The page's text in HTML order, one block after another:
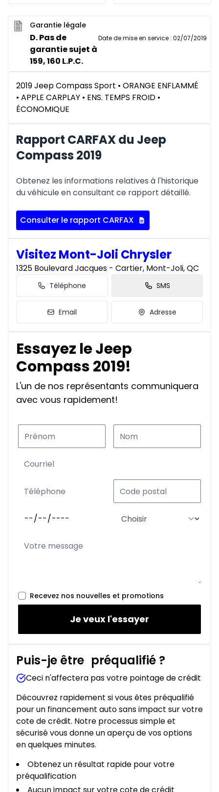
Garantie légale
D. Pas de
garantie sujet à
159, 160 L.P.C.
Date de mise en service : 02/07/2019
2019 Jeep Compass Sport • ORANGE ENFLAMMÉ
• APPLE CARPLAY • ENS. TEMPS FROID •
ÉCONOMIQUE
Rapport CARFAX du Jeep
Compass 2019
Obtenez les informations relatives à l'historique
du véhicule en consultant ce rapport détaillé.
Consulter le rapport CARFAX
Visitez Mont-Joli Chrysler
1325 Boulevard Jacques - Cartier, Mont-Joli, QC
Téléphone SMS
Email Adresse
Essayez le Jeep
Compass 2019!
L'un de nos représentants communiquera
avec vous rapidement!
Recevez nos nouvelles et promotions
Je veux l'essayer
Puis-je être préqualifié ?
Ceci n'affectera pas votre pointage de crédit
Découvrez rapidement si vous êtes préqualifié
pour un financement auto sans impact sur votre
cote de crédit. Notre processus simple et
sécurisé vous donne un aperçu de vos options
en quelques minutes.
Obtenez un résultat rapide pour votre
préqualification